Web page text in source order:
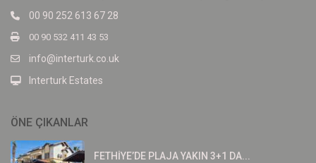
00 90 252 613 67 28
00 90 532 411 43 53
info@interturk.co.uk
Interturk Estates
ÖNE ÇIKANLAR
FETHİYE’DE PLAJA YAKIN 3+1 DA...